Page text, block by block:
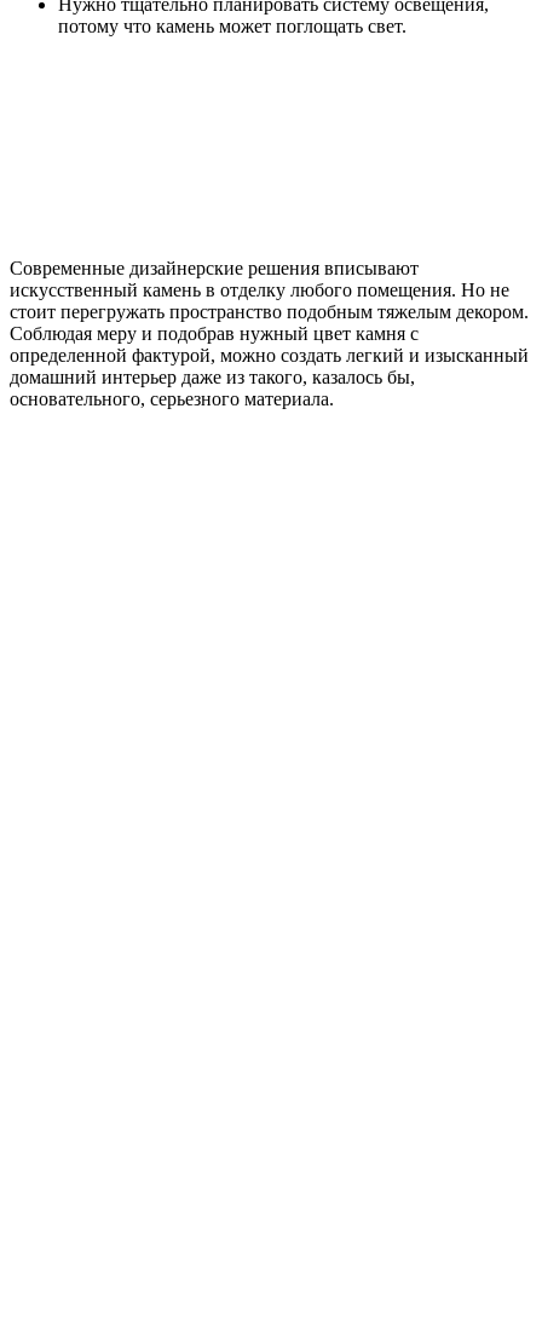
Нужно тщательно планировать систему освещения,
потому что камень может поглощать свет.
Современные дизайнерские решения вписывают
искусственный камень в отделку любого помещения. Но не
стоит перегружать пространство подобным тяжелым декором.
Соблюдая меру и подобрав нужный цвет камня с
определенной фактурой, можно создать легкий и изысканный
домашний интерьер даже из такого, казалось бы,
основательного, серьезного материала.